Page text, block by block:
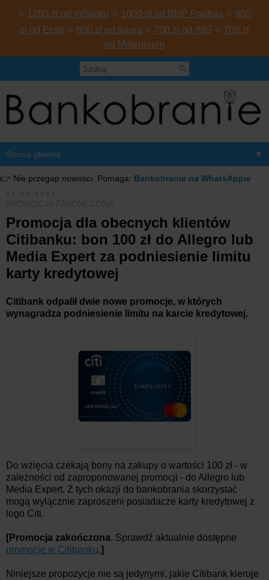
⭐ 1200 zł od mBanku ⭐ 1000 zł od BNP Paribas ⭐ 900
zł od Erste ⭐ 800 zł od Aliora ⭐ 700 zł od ING ⭐ 700 zł
od Millennium
▼
👉 Nie przegap nowości. Pomaga: Bankobranie na WhatsAppie
Promocja dla obecnych klientów
Citibanku: bon 100 zł do Allegro lub
Media Expert za podniesienie limitu
karty kredytowej
Citibank odpalił dwie nowe promocje, w których
wynagradza podniesienie limitu na karcie kredytowej.
Do wzięcia czekają bony na zakupy o wartości 100 zł - w
zależności od zaproponowanej promocji - do Allegro lub
Media Expert. Z tych okazji do bankobrania skorzystać
mogą wyłącznie zaproszeni posiadacze karty kredytowej z
logo Citi.
[Promocja zakończona. Sprawdź aktualnie dostępne
promocje w Citibanku.]
Niniejsze propozycje nie są jedynymi, jakie Citibank kieruje